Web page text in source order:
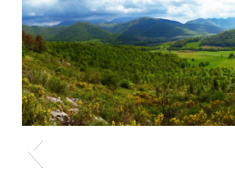
Nature Comminges